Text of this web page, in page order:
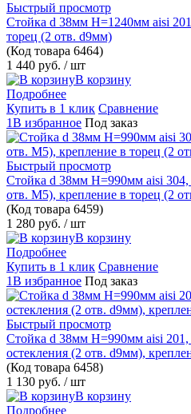
Быстрый просмотр
Стойка d 38мм H=1240мм aisi
торец (2 отв. d9мм)
(Код товара 6464)
1 440 руб. / шт
В корзину
Подробнее
Купить в 1 клик Сравнение
1В избранное Под заказ
Быстрый просмотр
Стойка d 38мм H=990мм aisi 304,
отв. М5), крепление в торец (2
(Код товара 6459)
1 280 руб. / шт
В корзину
Подробнее
Купить в 1 клик Сравнение
1В избранное Под заказ
Быстрый просмотр
Стойка d 38мм H=990мм aisi
остекления (2 отв. d9мм),
(Код товара 6458)
1 130 руб. / шт
В корзину
Подробнее